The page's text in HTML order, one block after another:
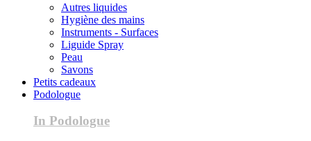
Autres liquides
Hygiène des mains
Instruments - Surfaces
Liguide Spray
Peau
Savons
Petits cadeaux
Podologue
In Podologue